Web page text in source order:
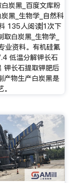
炭黑_百度文库粉
黑_生物学_自然科
135人阅读|1次下
白炭黑_生物学_
业资料。有机硅氟
低温分解钾长石
钾长石提取钾肥后
产物生产白炭黑是